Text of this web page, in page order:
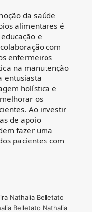
da saúde
alimentares é
e
com
enfermeiros
na manutenção
entusiasta
holística e
os
Ao investir
de apoio
fazer uma
pacientes com
Nathalia Belletato
Belletato Nathalia